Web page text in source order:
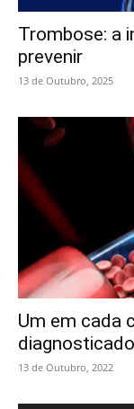
Trombose: a
prevenir
13 de Outubro, 2025
Um em cada
13 de Outubro, 2022